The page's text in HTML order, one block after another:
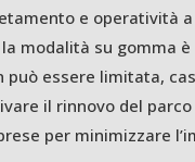
e operatività
modalità su gomma è
può essere limitata,
il rinnovo del
per minimizzare